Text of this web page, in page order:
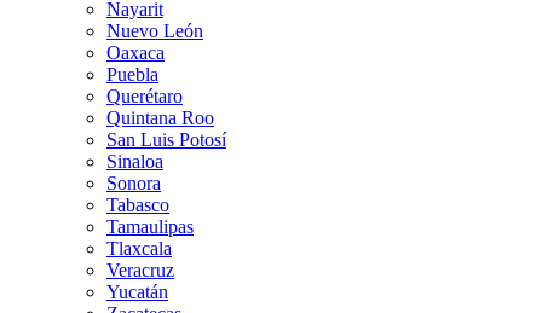
Nayarit
Nuevo León
Oaxaca
Puebla
Querétaro
Quintana Roo
San Luis Potosí
Sinaloa
Sonora
Tabasco
Tamaulipas
Tlaxcala
Veracruz
Yucatán